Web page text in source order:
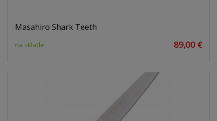
Masahiro Shark Teeth
na sklade 89,00 €